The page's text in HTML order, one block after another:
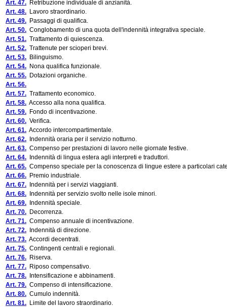
Art. 47. Retribuzione individuale di anzianità.
Art. 48. Lavoro straordinario.
Art. 49. Passaggi di qualifica.
Art. 50. Conglobamento di una quota dell'indennità integrativa speciale.
Art. 51. Trattamento di quiescenza.
Art. 52. Trattenute per scioperi brevi.
Art. 53. Bilinguismo.
Art. 54. Nona qualifica funzionale.
Art. 55. Dotazioni organiche.
Art. 56.
Art. 57. Trattamento economico.
Art. 58. Accesso alla nona qualifica.
Art. 59. Fondo di incentivazione.
Art. 60. Verifica.
Art. 61. Accordo intercompartimentale.
Art. 62. Indennità oraria per il servizio notturno.
Art. 63. Compenso per prestazioni di lavoro nelle giornate festive.
Art. 64. Indennità di lingua estera agli interpreti e traduttori.
Art. 65. Compenso speciale per la conoscenza di lingue estere a particolari
Art. 66. Premio industriale.
Art. 67. Indennità per i servizi viaggianti.
Art. 68. Indennità per servizio svolto nelle isole minori.
Art. 69. Indennità speciale.
Art. 70. Decorrenza.
Art. 71. Compenso annuale di incentivazione.
Art. 72. Indennità di direzione.
Art. 73. Accordi decentrati.
Art. 75. Contingenti centrali e regionali.
Art. 76. Riserva.
Art. 77. Riposo compensativo.
Art. 78. Intensificazione e abbinamenti.
Art. 79. Compenso di intensificazione.
Art. 80. Cumulo indennità.
Art. 81. Limite del lavoro straordinario.